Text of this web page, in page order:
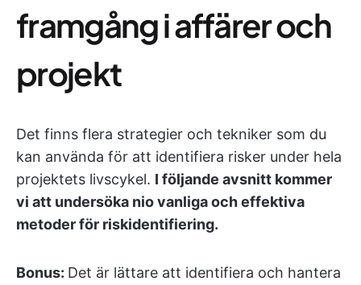
framgång i affärer och
projekt
Det finns flera strategier och tekniker som du
kan använda för att identifiera risker under hela
projektets livscykel. I följande avsnitt kommer
vi att undersöka nio vanliga och effektiva
metoder för riskidentifiering.
Bonus: Det är lättare att identifiera och hantera